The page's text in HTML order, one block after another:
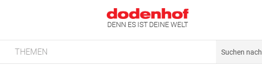
DENN ES IST DEINE WELT
THEMEN